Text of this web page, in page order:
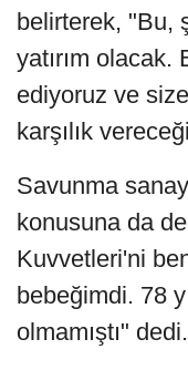
belirterek, "Bu,
yatırım
ediyoruz ve
karşılık
Savunma
konusuna da
Kuvvetleri'ni
bebeğimdi. 78
olmamıştı" dedi.